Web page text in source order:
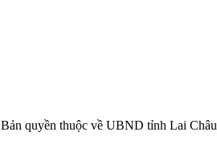
Bản quyền thuộc về UBND tỉnh Lai Châu